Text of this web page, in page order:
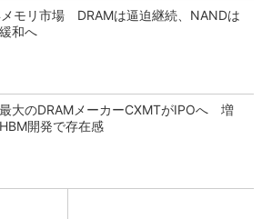
モリ市場 DRAMは逼迫継続、NANDは
和へ
大のDRAMメーカーCXMTがIPOへ 増
開発で存在感